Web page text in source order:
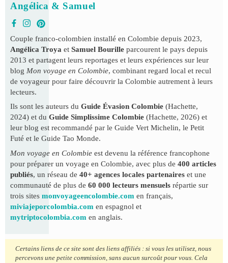
Angélica & Samuel
Couple franco-colombien installé en Colombie depuis 2023,
Angélica Troya et Samuel Bourille parcourent le pays depuis
2013 et partagent leurs reportages et leurs expériences sur leur
blog Mon voyage en Colombie, combinant regard local et recul
de voyageur pour faire découvrir la Colombie autrement à leurs
lecteurs.
Ils sont les auteurs du Guide Évasion Colombie (Hachette,
2024) et du Guide Simplissime Colombie (Hachette, 2026) et
leur blog est recommandé par le Guide Vert Michelin, le Petit
Futé et le Guide Tao Monde.
Mon voyage en Colombie est devenu la référence francophone
pour préparer un voyage en Colombie, avec plus de 400 articles
publiés, un réseau de 40+ agences locales partenaires et une
communauté de plus de 60 000 lecteurs mensuels répartie sur
trois sites monvoyageencolombie.com en français,
miviajeporcolombia.com en espagnol et
mytriptocolombia.com en anglais.
Certains liens de ce site sont des liens affiliés : si vous les utilisez, nous
percevons une petite commission, sans aucun surcoût pour vous. Cela